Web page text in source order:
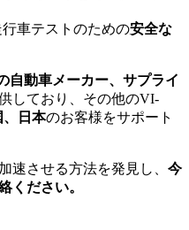
車テストのための安全な
自動車メーカー、サプライ
しており、その他のVI-
、日本のお客様をサポート
速させる方法を発見し、 今
ください。